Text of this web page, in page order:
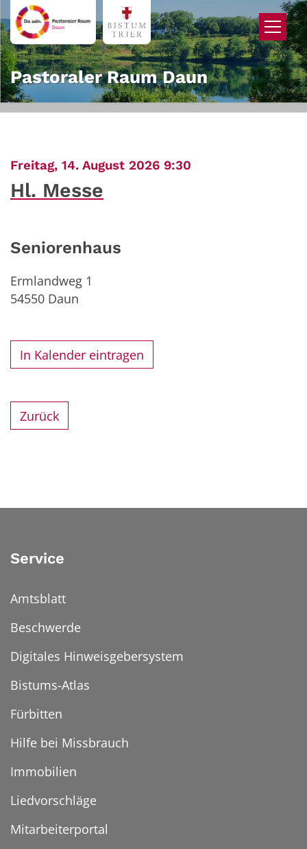
Zum Inhalt springen
Pastoraler Raum Daun
Freitag, 14. August 2026 9:30
Hl. Messe
Seniorenhaus
Ermlandweg 1
54550 Daun
In Kalender eintragen
Zurück
Service
Amtsblatt
Beschwerde
Digitales Hinweisgebersystem
Bistums-Atlas
Fürbitten
Hilfe bei Missbrauch
Immobilien
Liedvorschläge
Mitarbeiterportal